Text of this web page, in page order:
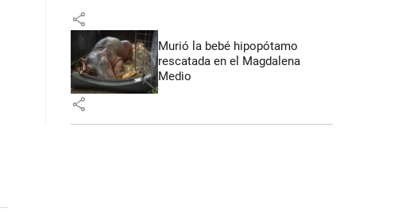
share
Murió la bebé hipopótamo
rescatada en el Magdalena
Medio
share